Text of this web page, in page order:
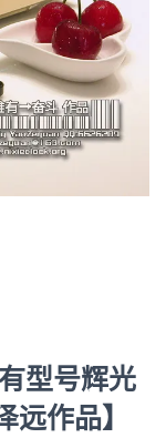
型号辉光
作品】